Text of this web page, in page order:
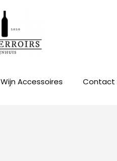
Wijn Accessoires Contact